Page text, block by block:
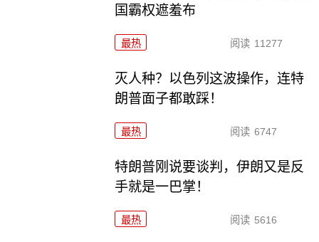
国霸权遮羞布
最热 阅读 11277
灭人种？以色列这波操作，连特
朗普面子都敢踩！
最热 阅读 6747
特朗普刚说要谈判，伊朗又是反
手就是一巴掌！
最热 阅读 5616